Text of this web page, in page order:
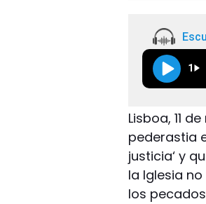
1
Lisboa, 11
pederastia
justicia‘ y
la Iglesia
los